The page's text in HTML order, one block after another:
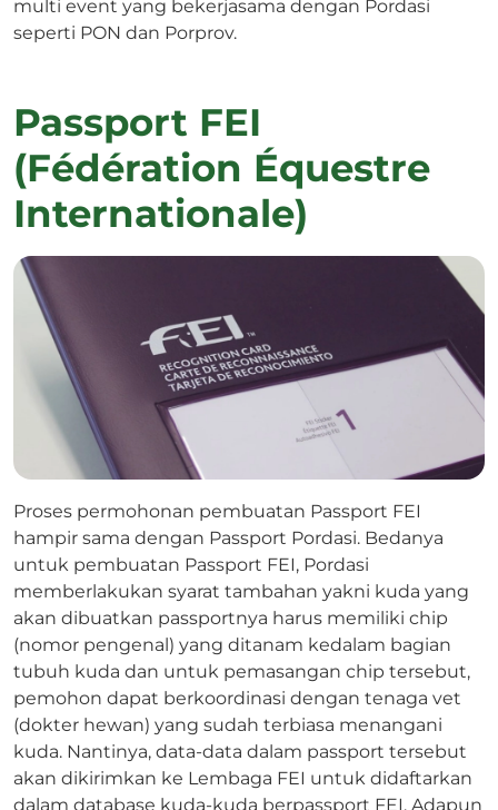
multi event yang bekerjasama dengan Pordasi
seperti PON dan Porprov.
Passport FEI
(Fédération Équestre
Internationale)
Proses permohonan pembuatan Passport FEI
hampir sama dengan Passport Pordasi. Bedanya
untuk pembuatan Passport FEI, Pordasi
memberlakukan syarat tambahan yakni kuda yang
akan dibuatkan passportnya harus memiliki chip
(nomor pengenal) yang ditanam kedalam bagian
tubuh kuda dan untuk pemasangan chip tersebut,
pemohon dapat berkoordinasi dengan tenaga vet
(dokter hewan) yang sudah terbiasa menangani
kuda. Nantinya, data-data dalam passport tersebut
akan dikirimkan ke Lembaga FEI untuk didaftarkan
dalam database kuda-kuda berpassport FEI. Adapun